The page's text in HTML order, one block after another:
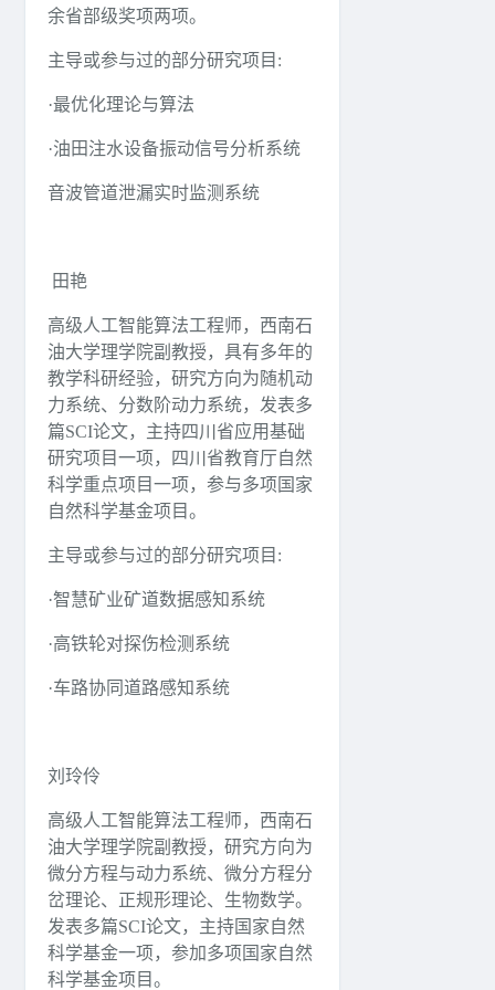
余省部级奖项两项。
主导或参与过的部分研究项目:
·最优化理论与算法
·油田注水设备振动信号分析系统
音波管道泄漏实时监测系统
田艳
高级人工智能算法工程师，西南石
油大学理学院副教授，具有多年的
教学科研经验，研究方向为随机动
力系统、分数阶动力系统，发表多
篇SCI论文，主持四川省应用基础
研究项目一项，四川省教育厅自然
科学重点项目一项，参与多项国家
自然科学基金项目。
主导或参与过的部分研究项目:
·智慧矿业矿道数据感知系统
·高铁轮对探伤检测系统
·车路协同道路感知系统
刘玲伶
高级人工智能算法工程师，西南石
油大学理学院副教授，研究方向为
微分方程与动力系统、微分方程分
岔理论、正规形理论、生物数学。
发表多篇SCI论文，主持国家自然
科学基金一项，参加多项国家自然
科学基金项目。